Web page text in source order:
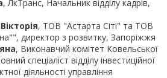
, ЛкТранс, Начальник відділу кадрів,
, ТОВ "Астарта Сіті" та ТОВ
директор з розвитку, Запоріжжя
, Виконавчий комітет Ковельської
спеціаліст відділу інвестиційної
діяльності управління